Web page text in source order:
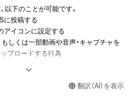
以下のことが可能です。
に投稿する
アイコンに設定する
もしくは一部動画や音声・キャプチャを
プロードする行為
してメッセージカードを制作し友達に
翻訳（AI）を表示